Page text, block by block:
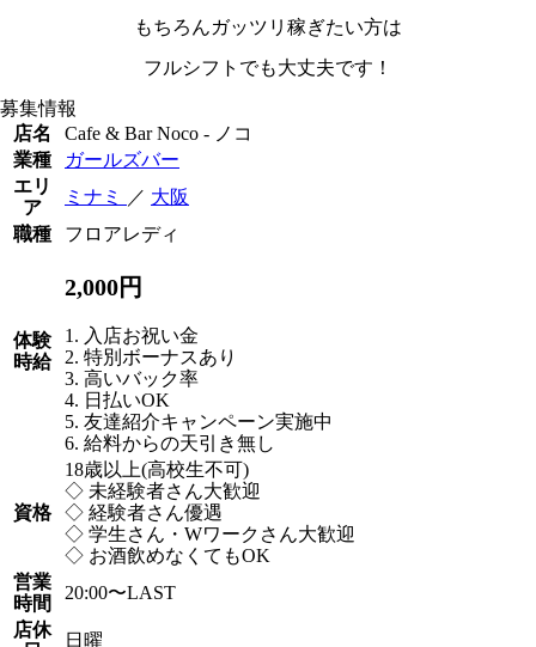
もちろんガッツリ稼ぎたい方は
フルシフトでも大丈夫です！
募集情報
店名
Cafe & Bar Noco - ノコ
業種
ガールズバー
エリ
ア
ミナミ ／ 大阪
職種
フロアレディ
体験
時給
2,000円
1. 入店お祝い金
2. 特別ボーナスあり
3. 高いバック率
4. 日払いOK
5. 友達紹介キャンペーン実施中
6. 給料からの天引き無し
資格
18歳以上(高校生不可)
◇ 未経験者さん大歓迎
◇ 経験者さん優遇
◇ 学生さん・Wワークさん大歓迎
◇ お酒飲めなくてもOK
営業
時間
20:00〜LAST
店休
日曜